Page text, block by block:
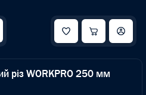
різ WORKPRO 250 мм